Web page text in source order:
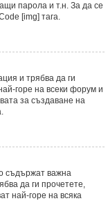
парола и т.н. За да се
[img] тага.
и трябва да ги
горе на всеки форум и
за създаване на
съдържат важна
да ги прочетете,
най-горе на всяка